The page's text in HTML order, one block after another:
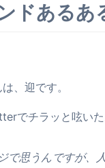
ドあるあ
、迎です。
でチラッと呟いた
で思うんですが、